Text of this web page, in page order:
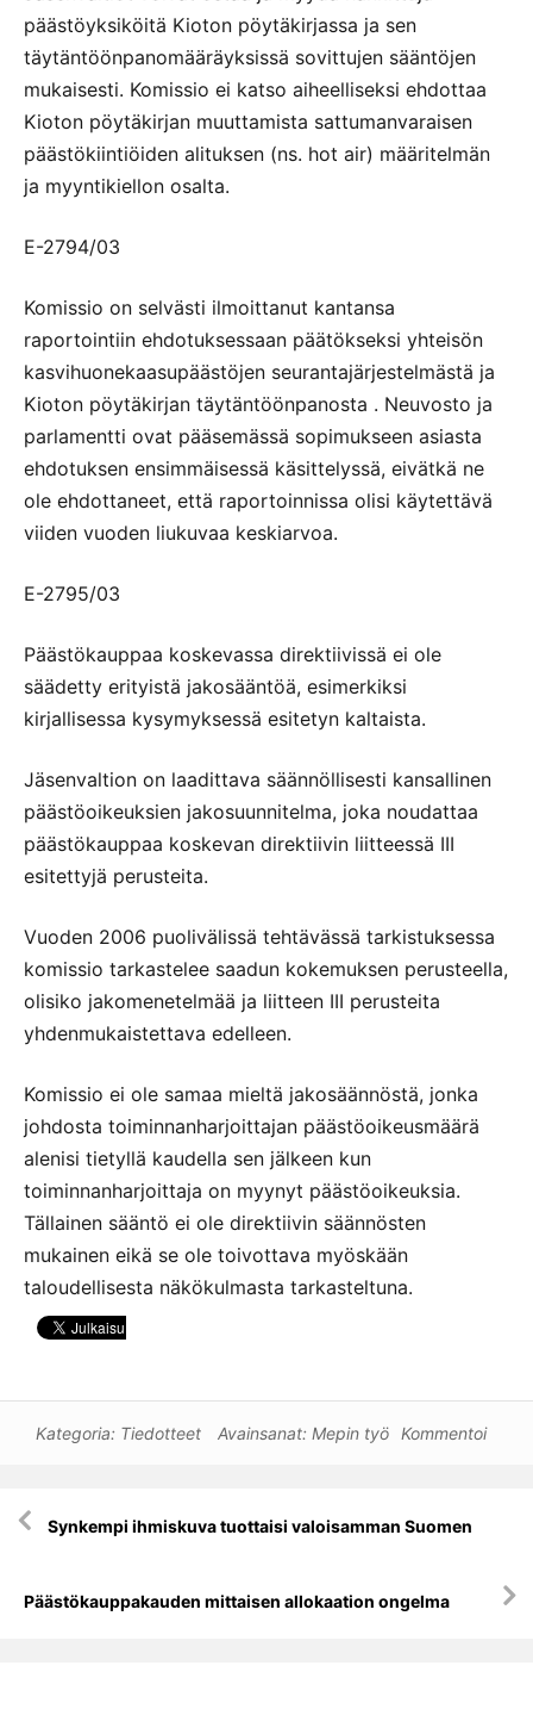
päästöyksiköitä Kioton pöytäkirjassa ja sen
täytäntöönpanomääräyksissä sovittujen sääntöjen
mukaisesti. Komissio ei katso aiheelliseksi ehdottaa
Kioton pöytäkirjan muuttamista sattumanvaraisen
päästökiintiöiden alituksen (ns. hot air) määritelmän
ja myyntikiellon osalta.
E-2794/03
Komissio on selvästi ilmoittanut kantansa
raportointiin ehdotuksessaan päätökseksi yhteisön
kasvihuonekaasupäästöjen seurantajärjestelmästä ja
Kioton pöytäkirjan täytäntöönpanosta . Neuvosto ja
parlamentti ovat pääsemässä sopimukseen asiasta
ehdotuksen ensimmäisessä käsittelyssä, eivätkä ne
ole ehdottaneet, että raportoinnissa olisi käytettävä
viiden vuoden liukuvaa keskiarvoa.
E-2795/03
Päästökauppaa koskevassa direktiivissä ei ole
säädetty erityistä jakosääntöä, esimerkiksi
kirjallisessa kysymyksessä esitetyn kaltaista.
Jäsenvaltion on laadittava säännöllisesti kansallinen
päästöoikeuksien jakosuunnitelma, joka noudattaa
päästökauppaa koskevan direktiivin liitteessä III
esitettyjä perusteita.
Vuoden 2006 puolivälissä tehtävässä tarkistuksessa
komissio tarkastelee saadun kokemuksen perusteella,
olisiko jakomenetelmää ja liitteen III perusteita
yhdenmukaistettava edelleen.
Komissio ei ole samaa mieltä jakosäännöstä, jonka
johdosta toiminnanharjoittajan päästöoikeusmäärä
alenisi tietyllä kaudella sen jälkeen kun
toiminnanharjoittaja on myynyt päästöoikeuksia.
Tällainen sääntö ei ole direktiivin säännösten
mukainen eikä se ole toivottava myöskään
taloudellisesta näkökulmasta tarkasteltuna.
Kategoria: Tiedotteet Avainsanat: Mepin työ Kommentoi
Artikkelien
selausSynkempi ihmiskuva tuottaisi valoisamman Suomen
Päästökauppakauden mittaisen allokaation ongelma